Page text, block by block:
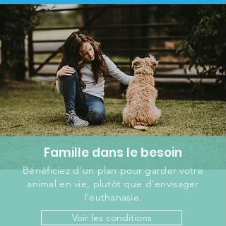
Famille dans le besoin
Bénéficiez d'un plan pour garder votre
animal en vie, plutôt que d'envisager
l'euthanasie.
Voir les conditions